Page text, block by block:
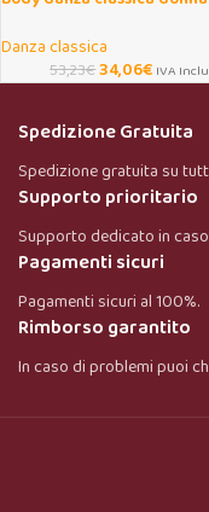
Danza classica
53,23€34,06€ IVA
Spedizione Gratuita
Spedizione gratuita su
Supporto prioritario
Supporto dedicato in
Pagamenti sicuri
Pagamenti sicuri al 100%.
Rimborso garantito
In caso di problemi puoi